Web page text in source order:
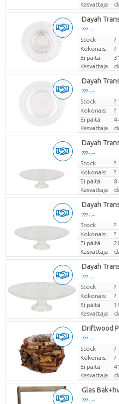
Kasvattaja
Dayah
??? -,--
Hinta per
Stock ?
Kokonais:
?
Ei päitä
Kasvattaja
Dayah
??? -,--
Hinta per
Stock ?
Kokonais:
?
Ei päitä
Kasvattaja
Dayah
??? -,--
Hinta per
Stock ?
Kokonais:
?
Ei päitä
Kasvattaja
Dayah
??? -,--
Hinta per
Stock ?
Kokonais:
?
Ei päitä
Kasvattaja
Dayah
??? -,--
Hinta per
Stock ?
Kokonais:
?
Ei päitä
Kasvattaja
Driftwood
??? -,--
Hinta per
Stock ?
Kokonais:
?
Ei päitä
Kasvattaja
Glas
??? -,--